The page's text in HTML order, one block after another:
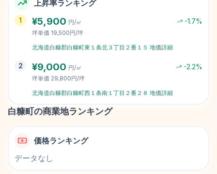
上昇率ランキング
1 ¥5,900 円/㎡ -1.7%
坪単価 19,500円/坪
北海道白糠郡白糠町東１条北３丁目２番１５ 地価詳細
2 ¥9,000 円/㎡ -2.2%
坪単価 29,800円/坪
北海道白糠郡白糠町西１条南１丁目２番２８ 地価詳細
白糠町の商業地ランキング
価格ランキング
データなし